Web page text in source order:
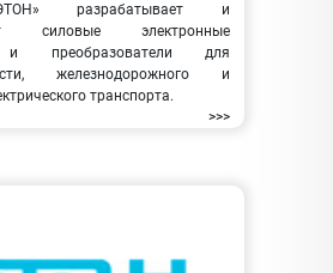
разрабатывает и
силовые электронные
и преобразователи для
железнодорожного и
транспорта.
>>>